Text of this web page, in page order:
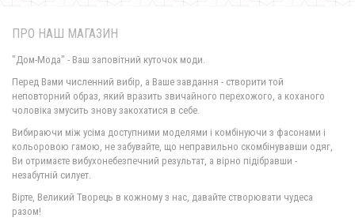
ПРО НАШ МАГАЗИН
"Дом-Мода" - Ваш заповітний куточок моди.
Перед Вами численний вибір, а Ваше завдання - створити той
неповторний образ, який вразить звичайного перехожого, а коханого
чоловіка змусить знову закохатися в себе.
Вибираючи між усіма доступними моделями і комбінуючи з фасонами і
кольоровою гамою, не забувайте, що неправильно скомбінувавши одяг,
Ви отримаєте вибухонебезпечний результат, а вірно підібравши -
незабутній силует.
Вірте, Великий Творець в кожному з нас, давайте створювати чудеса
разом!